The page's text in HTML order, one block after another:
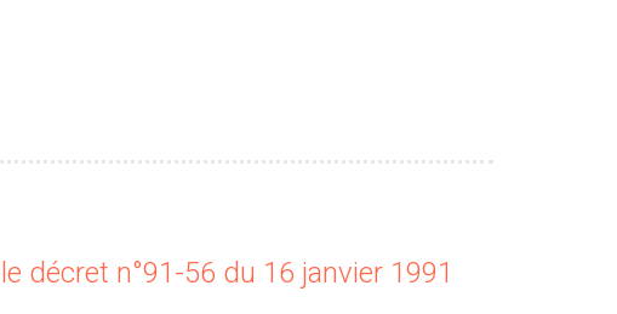
décret n°91-56 du 16 janvier 1991